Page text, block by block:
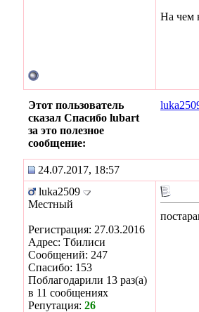
На чем
Этот пользователь
сказал Спасибо lubart
за это полезное
сообщение:
24.07.2017, 18:57
luka2509
Местный
Регистрация: 27.03.2016
Адрес: Тбилиси
Сообщений: 247
Спасибо: 153
Поблагодарили 13 раз(а)
в 11 сообщениях
Репутация: 26